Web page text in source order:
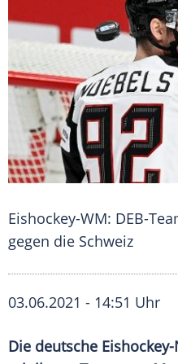
Eishockey-WM: DEB-
gegen die Schweiz
03.06.2021 - 14:51 Uhr
Die deutsche